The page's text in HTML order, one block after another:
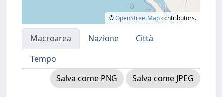
©OpenStreetMapcontributors.
Macroarea Nazione
Città
Tempo
Salva come PNG
Salva come JPEG